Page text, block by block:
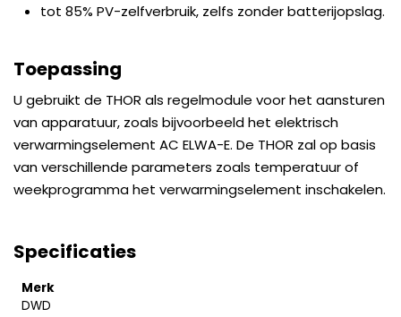
tot 85% PV-zelfverbruik, zelfs zonder batterijopslag.
Toepassing
U gebruikt de THOR als regelmodule voor het aansturen
van apparatuur, zoals bijvoorbeeld het elektrisch
verwarmingselement AC ELWA-E. De THOR zal op basis
van verschillende parameters zoals temperatuur of
weekprogramma het verwarmingselement inschakelen.
Specificaties
Merk
DWD